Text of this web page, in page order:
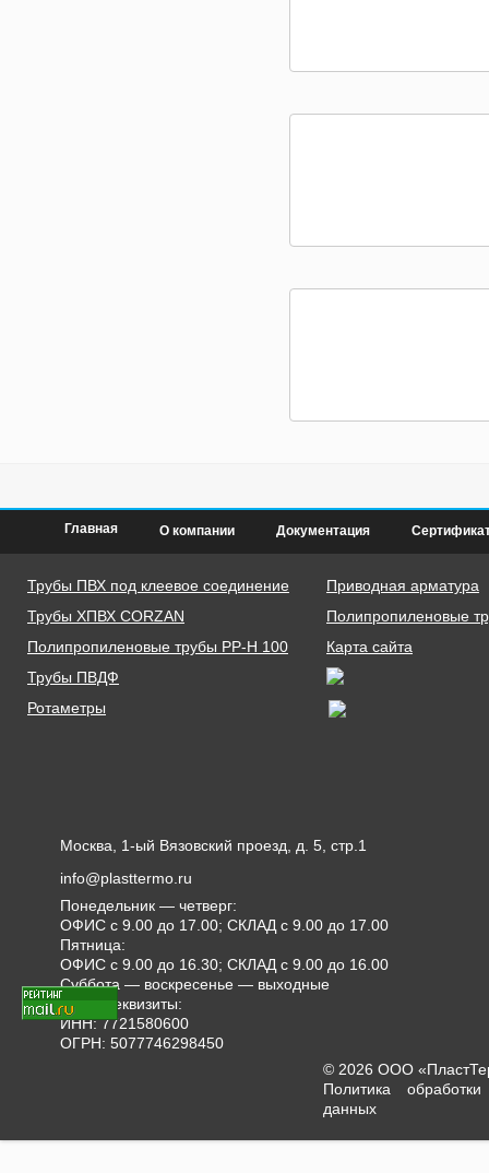
Главная О компании Документация
Трубы ПВХ под клеевое соединение
Трубы ХПВХ CORZAN
Полипропиленовые трубы PP-H 100
Трубы ПВДФ
Ротаметры
Приводная арматура
Полипропиленовые
Карта сайта
Москва, 1-ый Вязовский проезд, д. 5, стр.1
info@plasttermo.ru
Понедельник — четверг:
ОФИС с 9.00 до 17.00; СКЛАД с 9.00 до 17.00
Пятница:
ОФИС с 9.00 до 16.30; СКЛАД с 9.00 до 16.00
Суббота — воскресенье — выходные
Наши реквизиты:
ИНН: 7721580600
ОГРН: 5077746298450
© 2026 ООО
Политика
данных